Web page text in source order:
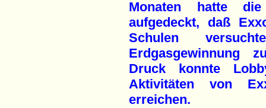
Monaten hatte die
aufgedeckt, daß
Schulen
Erdgasgewinnung
Druck konnte
Aktivitäten von
erreichen.